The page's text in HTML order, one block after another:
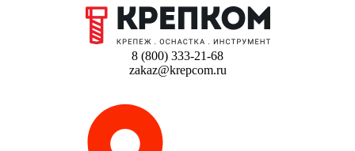
8 (800) 333-21-68
zakaz@krepcom.ru